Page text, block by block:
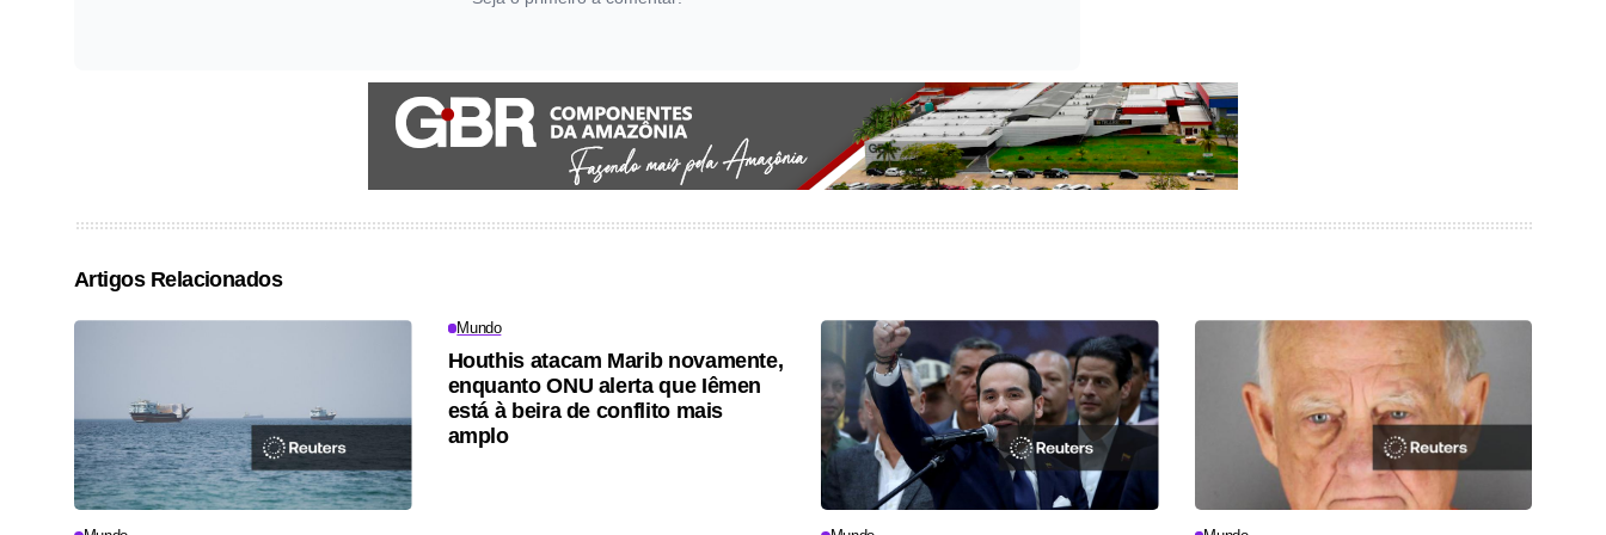
Artigos Relacionados
Mundo
Houthis atacam Marib novamente,
enquanto ONU alerta que Iêmen
está à beira de conflito mais
amplo